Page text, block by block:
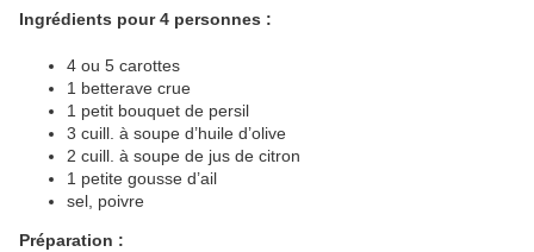
Ingrédients pour 4 personnes :
4 ou 5 carottes
1 betterave crue
1 petit bouquet de persil
3 cuill. à soupe d’huile d’olive
2 cuill. à soupe de jus de citron
1 petite gousse d’ail
sel, poivre
Préparation :